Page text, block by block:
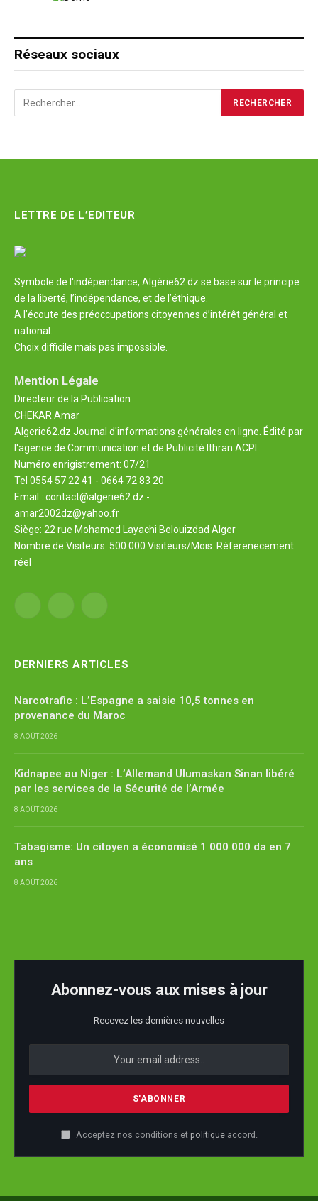
Réseaux sociaux
LETTRE DE L’EDITEUR
Symbole de l'indépendance, Algérie62.dz se base sur le principe
de la liberté, l’indépendance, et de l’éthique.
A l’écoute des préoccupations citoyennes d’intérêt général et
national.
Choix difficile mais pas impossible.
Mention Légale
Directeur de la Publication
CHEKAR Amar
Algerie62.dz Journal d'informations générales en ligne. Édité par
l'agence de Communication et de Publicité Ithran ACPI.
Numéro enrigistrement: 07/21
Tel 0554 57 22 41 - 0664 72 83 20
Email : contact@algerie62.dz -
amar2002dz@yahoo.fr
Siège: 22 rue Mohamed Layachi Belouizdad Alger
Nombre de Visiteurs: 500.000 Visiteurs/Mois. Réferenecement
réel
Facebook YouTube
DERNIERS ARTICLES
Narcotrafic : L’Espagne a saisie 10,5 tonnes en
provenance du Maroc
8 AOÛT 2026
Kidnapee au Niger : L’Allemand Ulumaskan Sinan libéré
par les services de la Sécurité de l’Armée
8 AOÛT 2026
Tabagisme: Un citoyen a économisé 1 000 000 da en 7
ans
8 AOÛT 2026
Abonnez-vous aux mises à jour
Recevez les dernières nouvelles
Acceptez nos conditions et politiqueaccord.